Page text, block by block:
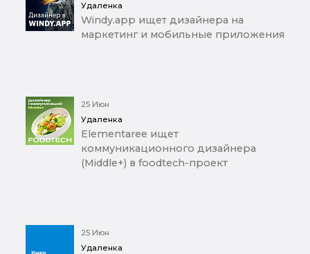
Удаленка
Windy.app ищет дизайнера на
маркетинг и мобильные приложения
25 Июн
Удаленка
Elementaree ищет
коммуникационного дизайнера
(Middle+) в foodtech-проект
25 Июн
Удаленка